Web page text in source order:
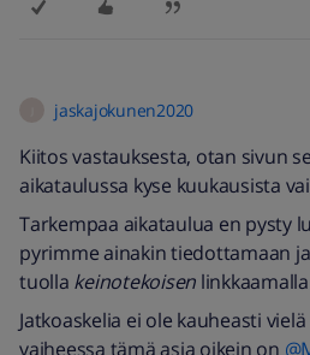
jaskajokunen2020
Kiitos vastauksesta, otan sivun
aikataulussa kyse kuukausista
Tarkempaa aikataulua en pysty
pyrimme ainakin tiedottamaan
tuolla keinotekoisen
Jatkoaskelia ei ole kauheasti
vaiheessa tämä asia oikein on